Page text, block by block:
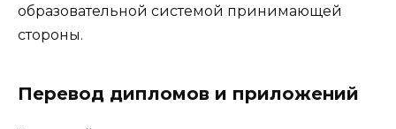
образовательной системой принимающей
стороны.
Перевод дипломов и приложений